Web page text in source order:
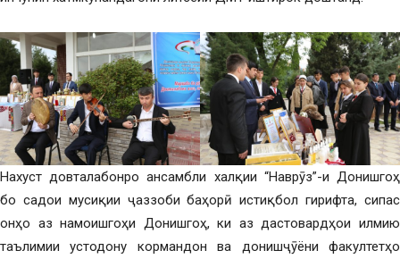
Нахуст довталабонро ансамбли халқии “Наврӯз”-и Донишгоҳ
бо садои мусиқии ҷаззоби баҳорӣ истиқбол гирифта, сипас
онҳо аз намоишгоҳи Донишгоҳ, ки аз дастовардҳои илмию
таълимии устодону кормандон ва донишҷӯёни факултетҳо